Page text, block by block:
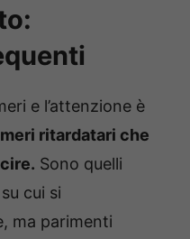
e l’attenzione è
ritardatari che
Sono quelli
cui si
ma parimenti